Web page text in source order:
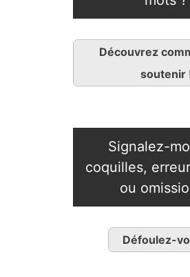
Découvrez
soutenir
Signalez-
coquilles,
ou
Défoulez-